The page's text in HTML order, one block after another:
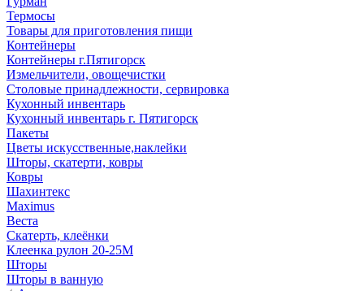
Термосы
Товары для приготовления пищи
Контейнеры
Контейнеры г.Пятигорск
Измельчители, овощечистки
Столовые принадлежности, сервировка
Кухонный инвентарь
Кухонный инвентарь г. Пятигорск
Пакеты
Цветы искусственные,наклейки
Шторы, скатерти, ковры
Ковры
Шахинтекс
Maximus
Веста
Скатерть, клеёнки
Клеенка рулон 20-25М
Шторы
Шторы в ванную